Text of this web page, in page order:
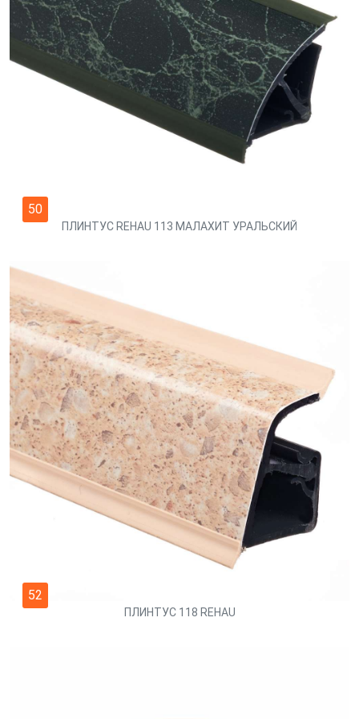
50
ПЛИНТУС REHAU 113 МАЛАХИТ УРАЛЬСКИЙ
52
ПЛИНТУС 118 REHAU